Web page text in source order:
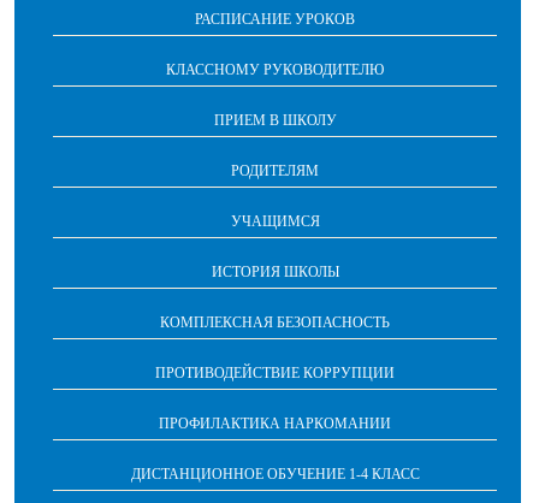
РАСПИСАНИЕ УРОКОВ
КЛАССНОМУ РУКОВОДИТЕЛЮ
ПРИЕМ В ШКОЛУ
РОДИТЕЛЯМ
УЧАЩИМСЯ
ИСТОРИЯ ШКОЛЫ
КОМПЛЕКСНАЯ БЕЗОПАСНОСТЬ
ПРОТИВОДЕЙСТВИЕ КОРРУПЦИИ
ПРОФИЛАКТИКА НАРКОМАНИИ
ДИСТАНЦИОННОЕ ОБУЧЕНИЕ 1-4 КЛАСС